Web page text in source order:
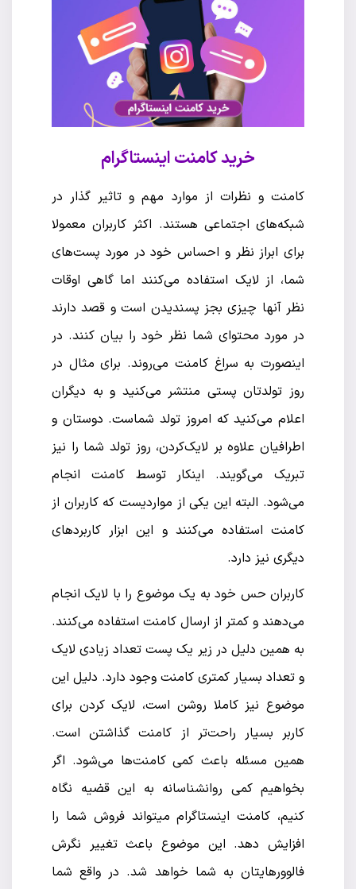
خرید کامنت اینستاگرام
کامنت و نظرات از موارد مهم و تاثیر گذار در
شبکه‌های اجتماعی هستند. اکثر کاربران معمولا
برای ابراز نظر و احساس خود در مورد پست‌های
شما، از لایک استفاده می‌کنند اما گاهی اوقات
نظر آنها چیزی بجز پسندیدن است و قصد دارند
در مورد محتوای شما نظر خود را بیان کنند. در
اینصورت به سراغ کامنت می‌روند. برای مثال در
روز تولدتان پستی منتشر می‌کنید و به دیگران
اعلام می‌کنید که امروز تولد شماست. دوستان و
اطرافیان علاوه بر لایک‌کردن، روز تولد شما را نیز
تبریک می‌گویند. اینکار توسط کامنت انجام
می‌شود. البته این یکی از مواردیست که کاربران از
کامنت استفاده می‌کنند و این ابزار کاربردهای
دیگری نیز دارد.
کاربران حس خود به یک موضوع را با لایک انجام
می‌دهند و کمتر از ارسال کامنت استفاده می‌کنند.
به همین دلیل در زیر یک پست تعداد زیادی لایک
و تعداد بسیار کمتری کامنت وجود دارد. دلیل این
موضوع نیز کاملا روشن است، لایک کردن برای
کاربر بسیار راحت‌تر از کامنت گذاشتن است.
همین مسئله باعث کمی کامنت‌ها می‌شود. اگر
بخواهیم کمی روانشناسانه به این قضیه نگاه
کنیم، کامنت اینستاگرام میتواند فروش شما را
افزایش دهد. این موضوع باعث تغییر نگرش
فالوورهایتان به شما خواهد شد. در واقع شما